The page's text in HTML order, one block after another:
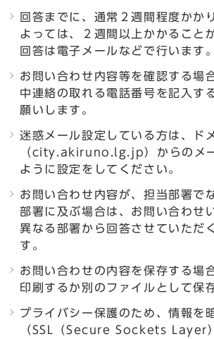
回答までに、通常２週間程度かか
よっては、２週間以上かかること
回答は電子メールなどで行います。
お問い合わせ内容等を確認する場
中連絡の取れる電話番号を記入す
願いします。
迷惑メール設定している方は、ド
（city.akiruno.lg.jp）からのメ
ように設定をしてください。
お問い合わせ内容が、担当部署で
部署に及ぶ場合は、お問い合わせ
異なる部署から回答させていただ
す。
お問い合わせの内容を保存する場
印刷するか別のファイルとして保
プライバシー保護のため、情報を
（SSL（Secure Sockets Layer